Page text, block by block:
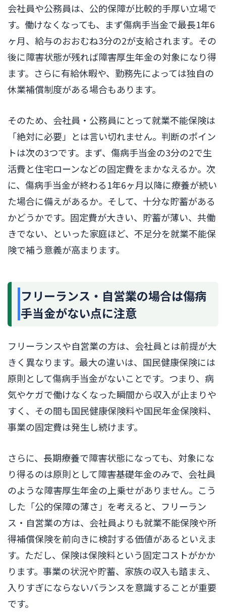
会社員や公務員は、公的保障が比較的手厚い立場で
す。働けなくなっても、まず傷病手当金で最長1年6
ヶ月、給与のおおむね3分の2が支給されます。その
後に障害状態が残れば障害厚生年金の対象になり得
ます。さらに有給休暇や、勤務先によっては独自の
休業補償制度がある場合もあります。
そのため、会社員・公務員にとって就業不能保険は
「絶対に必要」とは言い切れません。判断のポイン
トは次の3つです。まず、傷病手当金の3分の2で生
活費と住宅ローンなどの固定費をまかなえるか。次
に、傷病手当金が終わる1年6ヶ月以降に療養が続い
た場合に備えがあるか。そして、十分な貯蓄がある
かどうかです。固定費が大きい、貯蓄が薄い、共働
きでない、といった家庭ほど、不足分を就業不能保
険で補う意義が高まります。
フリーランス・自営業の場合は傷病
手当金がない点に注意
フリーランスや自営業の方は、会社員とは前提が大
きく異なります。最大の違いは、国民健康保険には
原則として傷病手当金がないことです。つまり、病
気やケガで働けなくなった瞬間から収入が止まりや
すく、その間も国民健康保険料や国民年金保険料、
事業の固定費は発生し続けます。
さらに、長期療養で障害状態になっても、対象にな
り得るのは原則として障害基礎年金のみで、会社員
のような障害厚生年金の上乗せがありません。こう
した「公的保障の薄さ」を考えると、フリーラン
ス・自営業の方は、会社員よりも就業不能保険や所
得補償保険を前向きに検討する価値があるといえま
す。ただし、保険は保険料という固定コストがかか
ります。事業の状況や貯蓄、家族の収入も踏まえ、
入りすぎにならないバランスを意識することが重要
です。